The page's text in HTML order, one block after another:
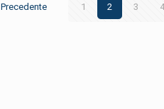
Precedente 1 2 3 4